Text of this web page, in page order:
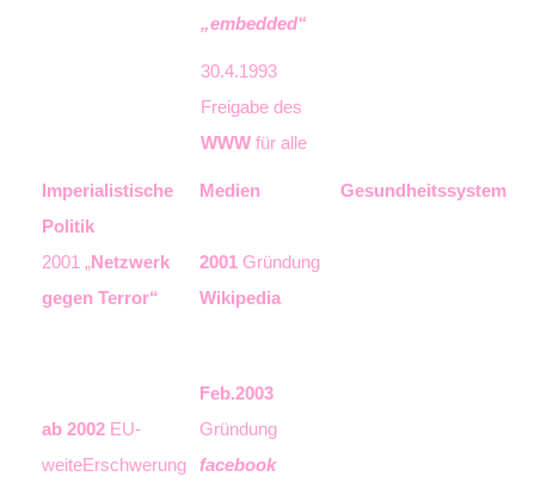
„embedded“
30.4.1993
Freigabe des
WWW für alle
Imperialistische
Politik
Medien Gesundheitssystem
2001 „Netzwerk
gegen Terror“
ab 2002 EU-
weiteEr­schwerung
2001 Gründung
Wikipedia
Feb.2003
Gründung
facebook